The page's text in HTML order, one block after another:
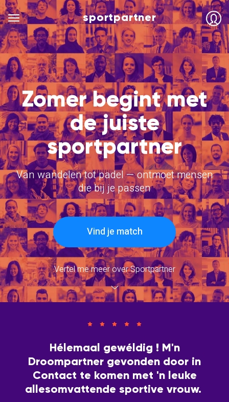
sportpartner
Zomer begint met
de juiste
sportpartner
Van wandelen tot padel — ontmoet mensen
die bij je passen
Vind je match
Vertel me meer over Sportpartner
Hélemaal gewéldig ! M'n
Droompartner gevonden door in
Contact te komen met 'n leuke
allesomvattende sportive vrouw.